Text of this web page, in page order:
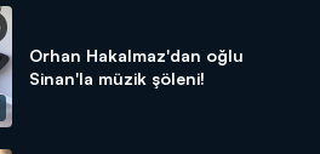
Orhan Hakalmaz'dan oğlu
Sinan'la müzik şöleni!